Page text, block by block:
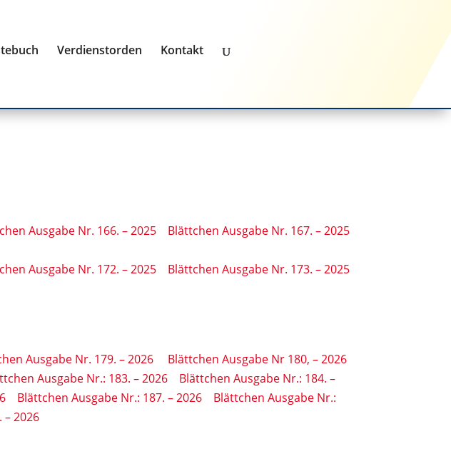
Verdienstorden Kontakt
Ausgabe Nr. 166. – 2025
Blättchen Ausgabe Nr. 167. – 2025
Ausgabe Nr. 172. – 2025
Blättchen Ausgabe Nr. 173. – 2025
Ausgabe Nr. 179. – 2026
Blättchen Ausgabe Nr 180, – 2026
Ausgabe Nr.: 183. – 2026
Blättchen Ausgabe Nr.: 184. –
Blättchen Ausgabe Nr.: 187. – 2026
Blättchen Ausgabe Nr.:
– 2026